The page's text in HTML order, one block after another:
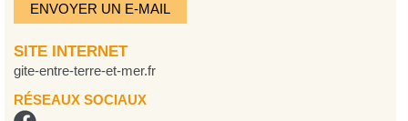
ENVOYER UN E-MAIL
SITE INTERNET
gite-entre-terre-et-mer.fr
RÉSEAUX SOCIAUX